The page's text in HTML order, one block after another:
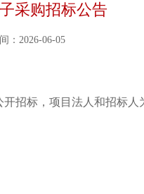
采购招标公告
：2026-06-05
招标，项目法人和招标